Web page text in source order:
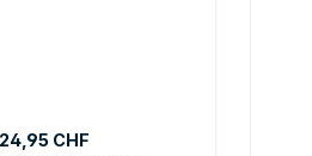
Prix régulier :
24,95 CHF